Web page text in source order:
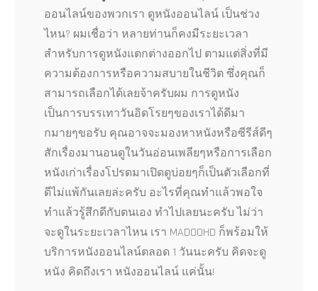
ออนไลน์ของพวกเรา ดูหนังออนไลน์ เป็นช่วง
ไหน? ผมเชื่อว่า หลายท่านก็คงมีระยะเวลา
สำหรับการดูหนังแตกต่างออกไป ตามแต่สิ่งที่มี
ความต้องการหรือความสบายในชีวิต ซึ่งคุณก็
สามารถเลือกได้เลยจ้าครับผม การดูหนัง
เป็นการบรรเทาวันอิดโรยๆของเราได้ดีมา
กมายๆขอรับ คุณอาจจะมองหาหนังหรือซีรีส์ดีๆ
สักเรื่องมานอนดูในวันอ่อนเพลียๆหรือการเลือก
หนังเก่าเรื่องโปรดมาเปิดดูบ่อยๆก็เป็นตัวเลือกที่
ดีไม่แพ้กันเลยล่ะครับ อะไรที่คุณทำแล้วพอใจ
ทำแล้วรู้สึกดีกับตนเอง ทำไปเลยนะครับ ไม่ว่า
จะดูในระยะเวลาไหน เรา MADOOHD ก็พร้อมให้
บริการหนังออนไลน์ตลอด 1 วันนะครับ คิดจะดู
หนัง คิดถึงเรา หนังออนไลน์ แค่นั้น!